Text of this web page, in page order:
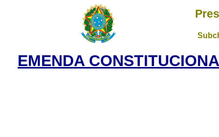
EMENDA